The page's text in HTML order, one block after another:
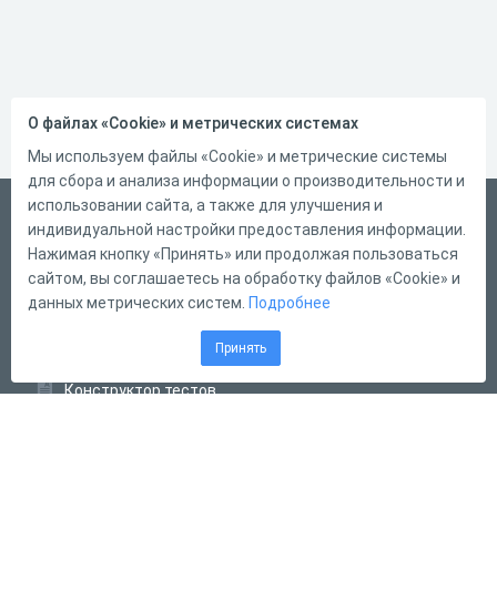
Русский
Справка
Форма обратной связи
Конструктор тестов
О файлах «Cookie» и метрических системах
Мы используем файлы «Cookie» и метрические системы
для сбора и анализа информации о производительности и
использовании сайта, а также для улучшения и
индивидуальной настройки предоставления информации.
Нажимая кнопку «Принять» или продолжая пользоваться
сайтом, вы соглашаетесь на обработку файлов «Cookie» и
данных метрических систем. Подробнее
Принять